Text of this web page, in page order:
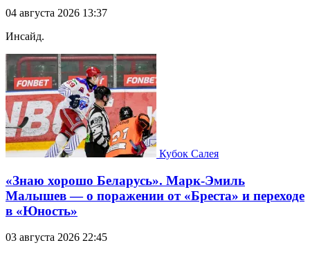
04 августа 2026 13:37
Инсайд.
Кубок Салея
«Знаю хорошо Беларусь». Марк-Эмиль
Малышев — о поражении от «Бреста» и переходе
в «Юность»
03 августа 2026 22:45